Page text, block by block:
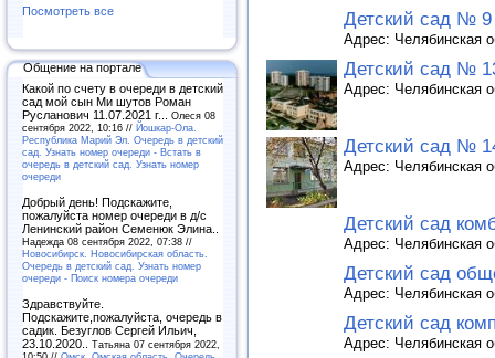
Посмотреть все
Общение на портале
Какой по счету в очереди в детский
сад мой сын Ми шутов Роман
Русланович 11.07.2021 г... Олеся 08
сентября 2022, 10:16 // Йошкар-Ола.
Республика Марий Эл. Очередь в детский
сад. Узнать номер очереди - Встать в
очередь в детский сад. Узнать номер
очереди
Добрый день! Подскажите,
пожалуйста номер очереди в д/с
Ленинский район Семенюк Элина..
Надежда 08 сентября 2022, 07:38 //
Новосибирск. Новосибирская область.
Очередь в детский сад. Узнать номер
очереди - Поиск номера очереди
Здравствуйте.
Подскажите,пожалуйста, очередь в
садик. Безуглов Сергей Ильич,
23.10.2020.. Татьяна 07 сентября 2022,
Детский сад № 9
Адрес: Челябинская
Детский сад №
Адрес: Челябинская
Детский сад №
Адрес: Челябинская
Детский сад
Адрес: Челябинская
Детский сад
Адрес: Челябинская
Детский сад
Адрес: Челябинская